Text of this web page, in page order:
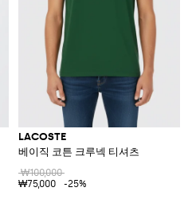
LACOSTE
베이직 코튼 크루넥 티셔츠
₩100,000
₩75,000
-25%